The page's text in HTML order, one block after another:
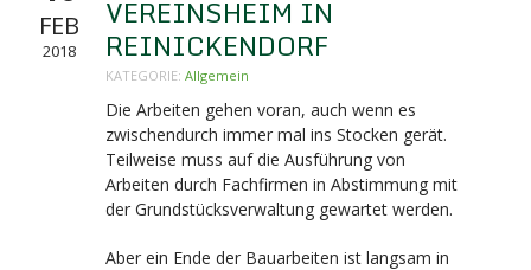
FEB
2018
VEREINSHEIM IN
REINICKENDORF
KATEGORIE: Allgemein
Die Arbeiten gehen voran, auch wenn es
zwischendurch immer mal ins Stocken gerät.
Teilweise muss auf die Ausführung von
Arbeiten durch Fachfirmen in Abstimmung mit
der Grundstücksverwaltung gewartet werden.
Aber ein Ende der Bauarbeiten ist langsam in